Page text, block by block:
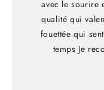
avec le sourire
qualité qui
fouettée qui
temps Je